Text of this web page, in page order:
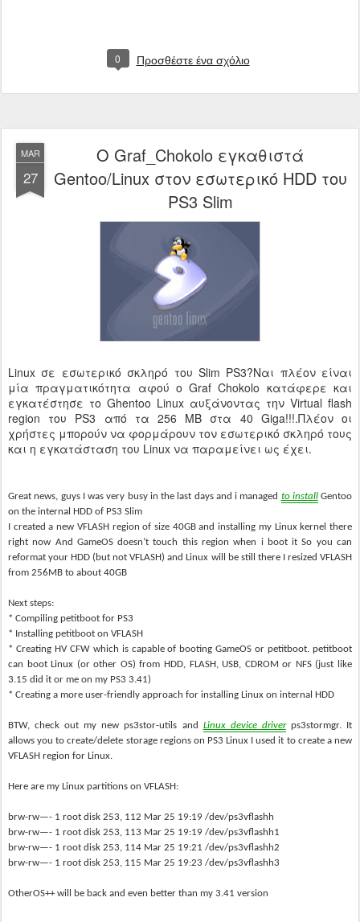
0 Προσθέστε ένα σχόλιο
MAR
27
O Graf_Chokolo εγκαθιστά
Gentoo/Linux στον εσωτερικό HDD του
PS3 Slim
Linux σε εσωτερικό σκληρό του Slim PS3?Ναι πλέον είναι
μία πραγματικότητα αφού ο Graf Chokolo κατάφερε και
εγκατέστησε το Ghentoo Linux αυξάνοντας την Virtual flash
region του PS3 από τα 256 MB στα 40 Giga!!!.Πλέον οι
χρήστες μπορούν να φορμάρουν τον εσωτερικό σκληρό τους
και η εγκατάσταση του Linux να παραμείνει ως έχει.
Great news, guys I was very busy in the last days and i managed to installGentoo
on the internal HDD of PS3 Slim
I created a new VFLASH region of size 40GB and installing my Linux kernel there
right now And GameOS doesn’t touch this region when i boot it So you can
reformat your HDD (but not VFLASH) and Linux will be still there I resized VFLASH
from 256MB to about 40GB
Next steps:
* Compiling petitboot for PS3
* Installing petitboot on VFLASH
* Creating HV CFW which is capable of booting GameOS or petitboot. petitboot
can boot Linux (or other OS) from HDD, FLASH, USB, CDROM or NFS (just like
3.15 did it or me on my PS3 3.41)
* Creating a more user-friendly approach for installing Linux on internal HDD
BTW, check out my new ps3stor-utils and Linux device driverps3stormgr. It
allows you to create/delete storage regions on PS3 Linux I used it to create a new
VFLASH region for Linux.
Here are my Linux partitions on VFLASH:
brw-rw—- 1 root disk 253, 112 Mar 25 19:19 /dev/ps3vflashh
brw-rw—- 1 root disk 253, 113 Mar 25 19:19 /dev/ps3vflashh1
brw-rw—- 1 root disk 253, 114 Mar 25 19:21 /dev/ps3vflashh2
brw-rw—- 1 root disk 253, 115 Mar 25 19:23 /dev/ps3vflashh3
OtherOS++ will be back and even better than my 3.41 version